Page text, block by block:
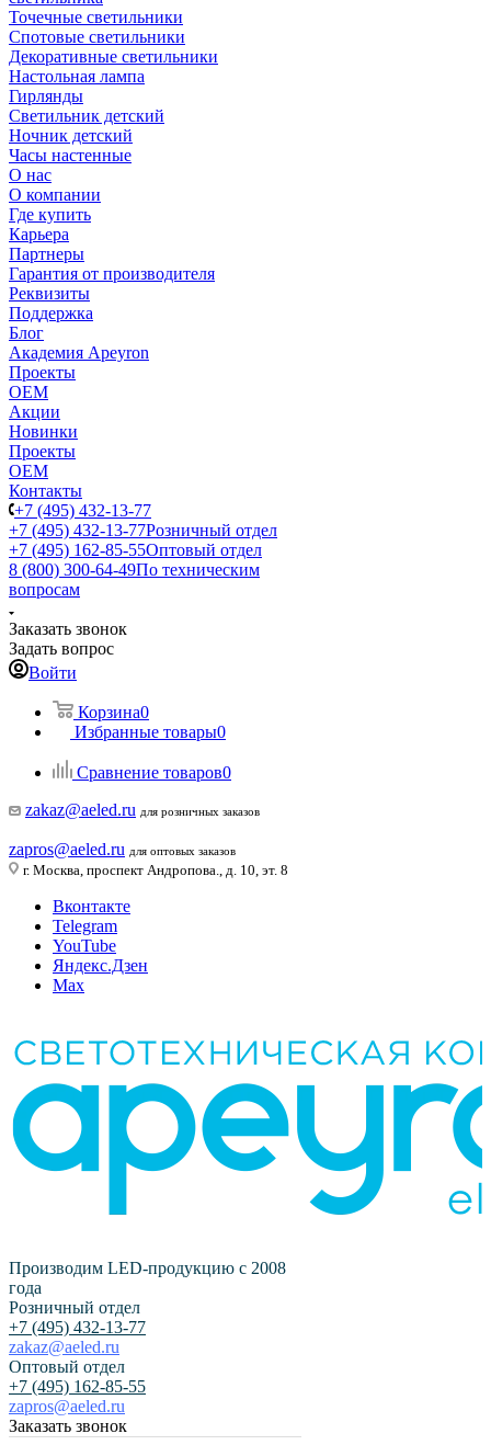
Точечные светильники
Спотовые светильники
Декоративные светильники
Настольная лампа
Гирлянды
Светильник детский
Ночник детский
Часы настенные
О нас
О компании
Где купить
Карьера
Партнеры
Гарантия от производителя
Реквизиты
Поддержка
Блог
Академия Apeyron
Проекты
ОЕМ
Акции
Новинки
Проекты
ОЕМ
Контакты
+7 (495) 432-13-77
+7 (495) 432-13-77Розничный отдел
+7 (495) 162-85-55Оптовый отдел
8 (800) 300-64-49По техническим
вопросам
Заказать звонок
Задать вопрос
Войти
Корзина0
Избранные товары0
Сравнение товаров0
zakaz@aeled.ru для розничных заказов
zapros@aeled.ru для оптовых заказов
г. Москва, проспект Андропова., д. 10, эт. 8
Вконтакте
Telegram
YouTube
Яндекс.Дзен
Max
Производим LED-продукцию с 2008
года
Розничный отдел
+7 (495) 432-13-77
zakaz@aeled.ru
Оптовый отдел
+7 (495) 162-85-55
zapros@aeled.ru
Заказать звонок